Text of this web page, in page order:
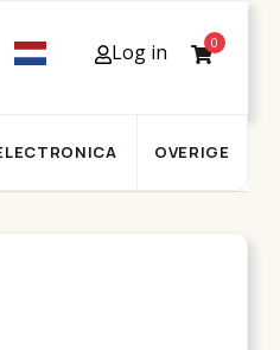
Log in 0
OVERIGE